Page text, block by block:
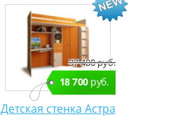
37 400 руб.
18 700руб.
Детская стенка Астра